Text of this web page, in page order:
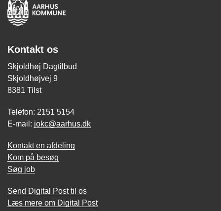
Kontakt os
Skjoldhøj Dagtilbud
Skjoldhøjvej 9
8381 Tilst
Telefon: 2151 5154
E-mail: jokc@aarhus.dk
Kontakt en afdeling
Kom på besøg
Søg job
Send Digital Post til os
Læs mere om Digital Post